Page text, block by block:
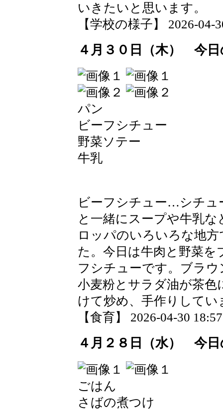
いきたいと思います。
【学校の様子】 2026-04-
４月３０日（木） 今日
パン
ビーフシチュー
野菜ソテー
牛乳
ビーフシチュー…シチュ
と一緒にスープや牛乳
ロッパのいろいろな地
た。今日は牛肉と野菜
フシチューです。ブラ
小麦粉とサラダ油が茶
けて炒め、手作りしてい
【食育】 2026-04-30
４月２８日（水） 今日
ごはん
さばの煮つけ